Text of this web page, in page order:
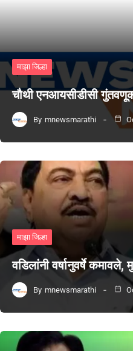
माझा जिल्हा
चौथी एनआयसीडीसी
By mnewsmarathi
माझा जिल्हा
वडिलांनी वर्षानुवर्षे
By mnewsmarathi